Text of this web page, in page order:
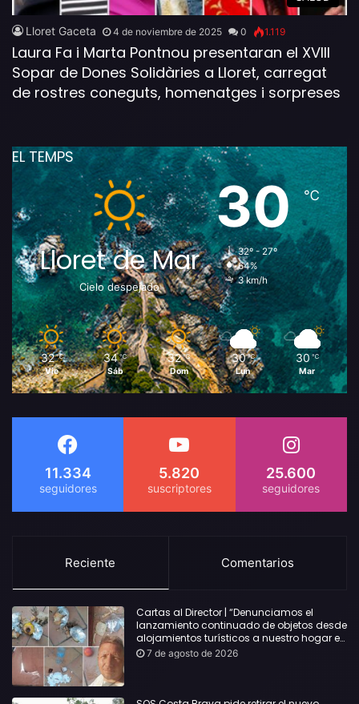
Lloret Gaceta 4 de noviembre de 2025 0 1.119
Laura Fa i Marta Pontnou presentaran el XVIII
Sopar de Dones Solidàries a Lloret, carregat
de rostres coneguts, homenatges i sorpreses
EL TEMPS
Lloret de Mar
Cielo despejado
30℃
32º - 27º
64%
3 km/h
32 ℃
Vie
34 ℃
Sáb
32 ℃
Dom
30 ℃
Lun
30 ℃
Mar
11.334 5.820 25.600
Reciente Comentarios
Cartas al Director | “Denunciamos el
lanzamiento continuado de objetos desde
alojamientos turísticos a nuestro hogar en
Lloret: Podría haber causado una
7 de agosto de 2026